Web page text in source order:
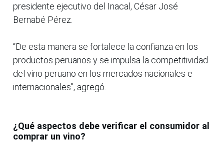
presidente ejecutivo del Inacal, César José
Bernabé Pérez.
“De esta manera se fortalece la confianza en los
productos peruanos y se impulsa la competitividad
del vino peruano en los mercados nacionales e
internacionales", agregó.
¿Qué aspectos debe verificar el consumidor al
comprar un vino?